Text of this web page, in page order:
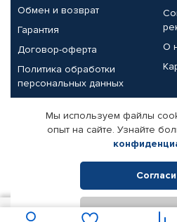
Обмен и возврат
Гарантия
Договор-оферта
Политика обработки
персональных данных
О
Партнерам
Корпоративным клиентам
Поставщикам
© КАМАЗ ЦЕНТР ДОНЕЦК, 2015-2026.
Мы используем файлы
опыт на сайте. Узнайте